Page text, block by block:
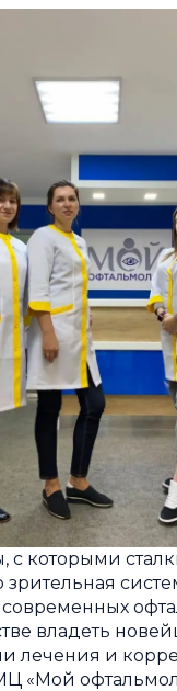
с которыми
владеть
лечения и
«Мой